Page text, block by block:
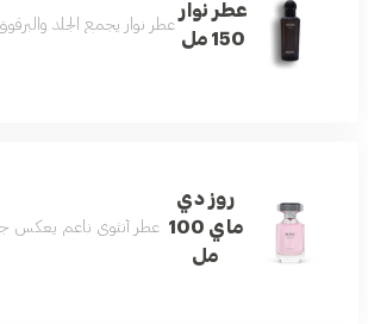
عطر نوار
150 مل
عطر نوار يجمع الجلد
روز دي
ماي 100
مل
عطر أنثوي ناعم يعكس